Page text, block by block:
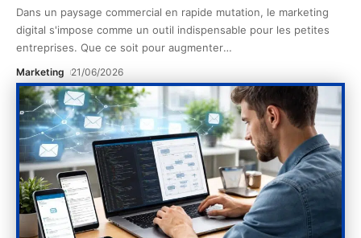
Dans un paysage commercial en rapide mutation, le marketing
digital s'impose comme un outil indispensable pour les petites
entreprises. Que ce soit pour augmenter…
Marketing 21/06/2026